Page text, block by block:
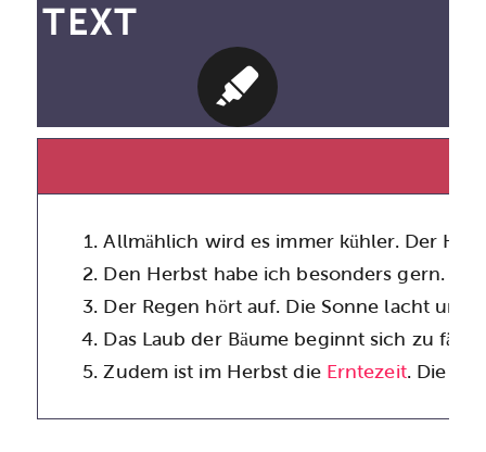
TEXT
Allmählich wird es immer kühler. Der
Den Herbst habe ich besonders gern. In
Der Regen hört auf. Die Sonne lacht uns
Das Laub der Bäume beginnt sich zu
Zudem ist im Herbst die Erntezeit. Die